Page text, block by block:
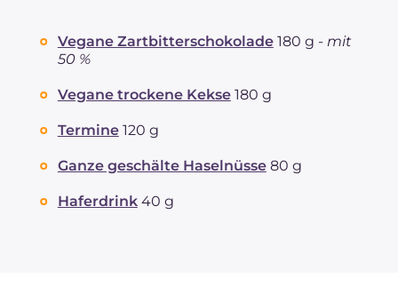
Vegane Zartbitterschokolade 180 g - mit
50 %
Vegane trockene Kekse 180 g
Termine 120 g
Ganze geschälte Haselnüsse 80 g
Haferdrink 40 g